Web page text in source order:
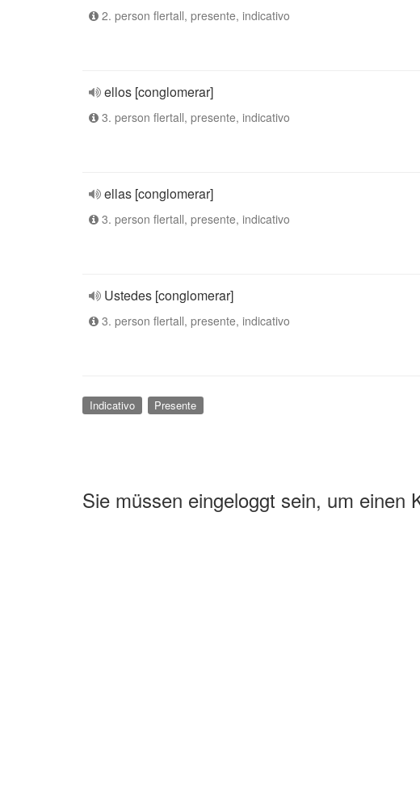
2. person flertall, presente, indicativo
ellos [conglomerar]
3. person flertall, presente, indicativo
ellas [conglomerar]
3. person flertall, presente, indicativo
Ustedes [conglomerar]
3. person flertall, presente, indicativo
Indicativo Presente
Sie müssen eingeloggt sein, um einen